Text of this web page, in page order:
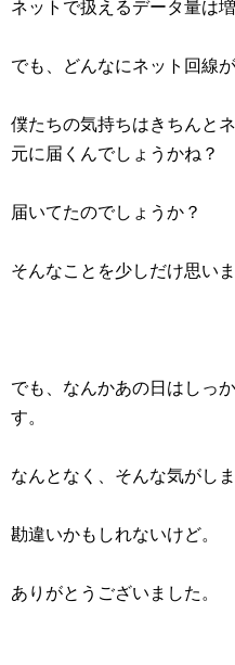
ネットで扱えるデータ量は増
でも、どんなにネット回線
僕たちの気持ちはきちんと
元に届くんでしょうかね？
届いてたのでしょうか？
そんなことを少しだけ思いま
でも、なんかあの日はしっ
す。
なんとなく、そんな気がしま
勘違いかもしれないけど。
ありがとうございました。